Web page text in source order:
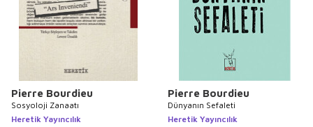
Pierre Bourdieu
Sosyoloji Zanaatı
Heretik Yayıncılık
Pierre Bourdieu
Dünyanın Sefaleti
Heretik Yayıncılık